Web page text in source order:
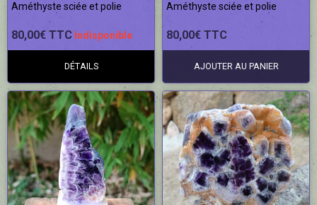
Améthyste sciée et polie
80,00€ TTC Indisponible
DÉTAILS
Améthyste sciée et polie
80,00€ TTC
AJOUTER AU PANIER